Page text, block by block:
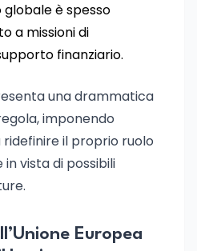
globale è spesso
a missioni di
finanziario.
una drammatica
imponendo
ridefinire il proprio ruolo
vista di possibili
Europea